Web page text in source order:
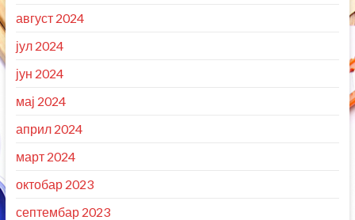
август 2024
јул 2024
јун 2024
мај 2024
април 2024
март 2024
октобар 2023
септембар 2023